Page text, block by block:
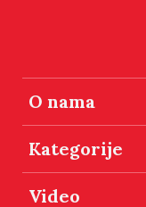
O nama
Kategorije
Video